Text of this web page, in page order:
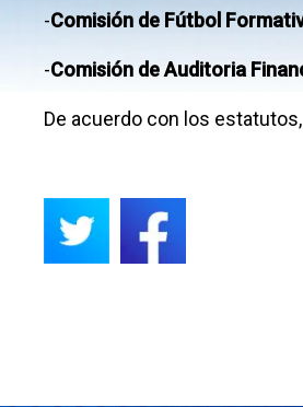
-Comisión de Fútbol
-Comisión de Auditoria
De acuerdo con los